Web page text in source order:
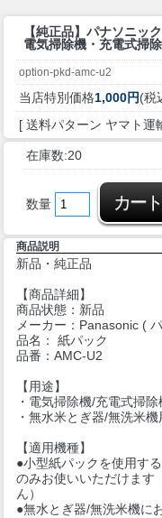
【純正品】 パナソニッ
電気掃除機・充電式掃
option-pkd-amc-u2
当店特別価格1,000円(税
[ 送料パターン ヤマト運
在庫数:20
数量
商品説明
新品・純正品
【商品詳細】
商品状態：新品
メーカー：Panasonic (
品名： 紙パック
品番：AMC-U2
【用途】
・電気掃除機/充電式掃除
・無水米とぎ器/無洗米機
【適用機種】
●小型紙パックを使用す
のみお使いいただけま
ん）
●無水とぎ器/無洗米機に